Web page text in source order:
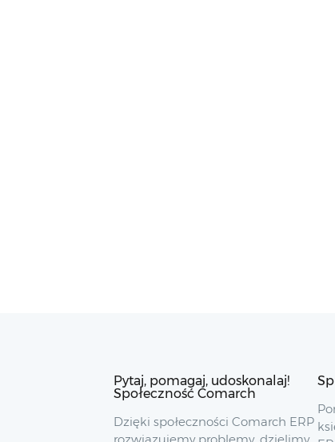
Pytaj, pomagaj, udoskonalaj!
Społeczność Comarch
Dzięki społeczności Comarch ERP